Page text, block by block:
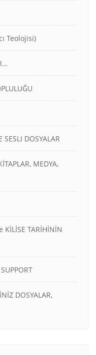
Teolojisi)
SESLI DOSYALAR
MEDYA,
KİLİSE TARİHİNİN
DOSYALAR,